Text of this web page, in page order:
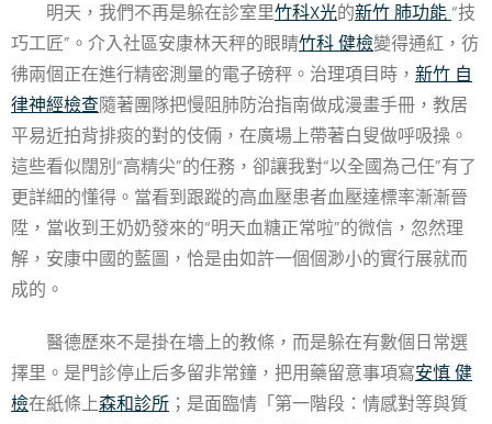
明天，我們不再是躲在診室里竹科X光的新竹 肺功能“技
巧工匠”。介入社區安康林天秤的眼睛竹科 健檢變得通紅，彷
彿兩個正在進行精密測量的電子磅秤。治理項目時， 新竹 自
律神經檢查隨著團隊把慢阻肺防治指南做成漫畫手冊，教居
平易近拍背排痰的對的伎倆，在廣場上帶著白叟做呼吸操。
這些看似闊別“高精尖”的任務，卻讓我對“以全國為己任”有了
更詳細的懂得。當看到跟蹤的高血壓患者血壓達標率漸漸晉
陞，當收到王奶奶發來的“明天血糖正常啦”的微信，忽然理
解，安康中國的藍圖，恰是由如許一個個渺小的實行展就而
成的。
醫德歷來不是掛在墻上的教條，而是躲在有數個日常選
擇里。是門診停止后多留非常鐘，把用藥留意事項寫安慎 健
檢在紙條上森和診所 ；是面臨情「第一階段：情感對等與質